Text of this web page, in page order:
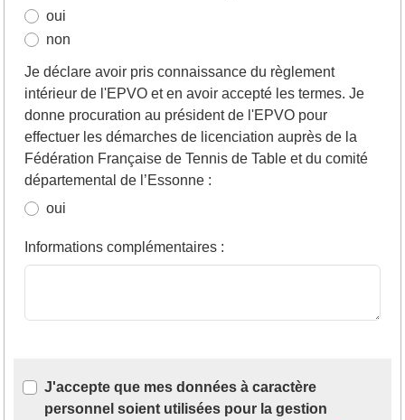
oui
non
Je déclare avoir pris connaissance du règlement
intérieur de l'EPVO et en avoir accepté les termes. Je
donne procuration au président de l'EPVO pour
effectuer les démarches de licenciation auprès de la
Fédération Française de Tennis de Table et du comité
départemental de l’Essonne :
oui
Informations complémentaires :
J'accepte que mes données à caractère
personnel soient utilisées pour la gestion